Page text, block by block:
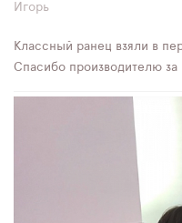
Игорь
Классный ранец взяли в
Спасибо производителю за